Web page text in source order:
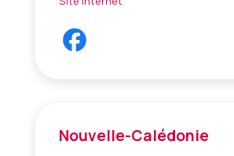
Nouvelle-Calédonie